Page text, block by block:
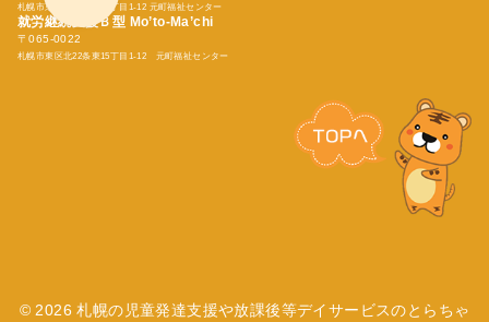
札幌市東区北22条東15丁目1-12 元町福祉センター
就労継続支援Ｂ型 Mo’to-Ma’chi
〒065-0022
札幌市東区北22条東15丁目1-12 元町福祉センター
© 2026札幌の児童発達支援や放課後等デイサービスのとらちゃ